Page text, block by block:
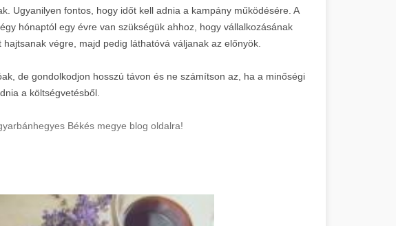
Ugyanilyen fontos, hogy időt kell adnia a kampány működésére. A
hónaptól egy évre van szükségük ahhoz, hogy vállalkozásának
végre, majd pedig láthatóvá váljanak az előnyök.
de gondolkodjon hosszú távon és ne számítson az, ha a minőségi
a költségvetésből.
Békés megye blog oldalra!